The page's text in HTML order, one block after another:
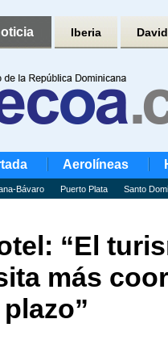
Iberia
Aerolíneas
Bávaro Puerto Plata Santo
“El
más